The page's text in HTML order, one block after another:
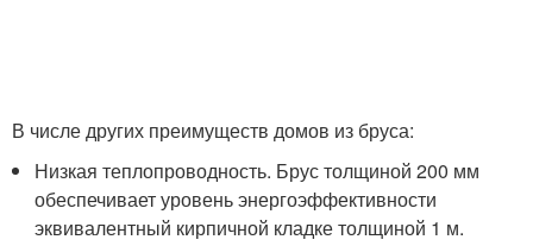
В числе других преимуществ домов из бруса:
Низкая теплопроводность. Брус толщиной 200 мм
обеспечивает уровень энергоэффективности
эквивалентный кирпичной кладке толщиной 1 м.